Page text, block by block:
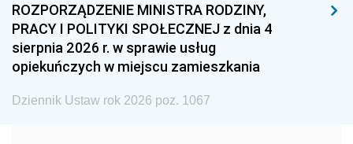
1993 1992 1991
1990 1989
1987 1986 1985
1984 1983
ROZPORZĄDZENIE MINISTRA RODZINY,
PRACY I POLITYKI SPOŁECZNEJ z dnia 4
sierpnia 2026 r. w sprawie usług
opiekuńczych w miejscu zamieszkania
Dziennik Ustaw rok 2026 poz. 1067